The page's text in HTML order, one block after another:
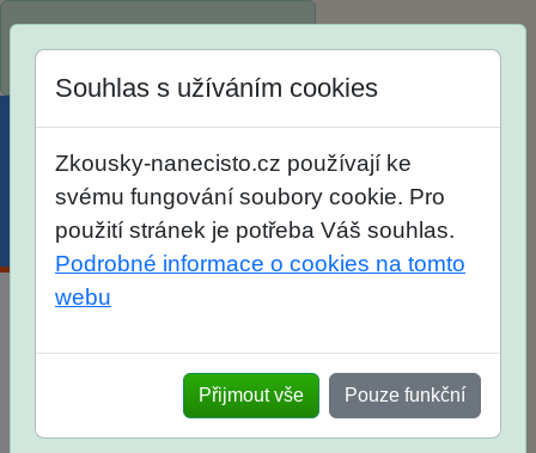
Menu Účet Košík
po skutečných přijímacích
zkouškách
Souhlas s užíváním cookies
Zkousky-nanecisto.cz používají ke
svému fungování soubory cookie. Pro
použití stránek je potřeba Váš souhlas.
Podrobné informace o cookies na tomto
webu
Přijmout vše Pouze funkční